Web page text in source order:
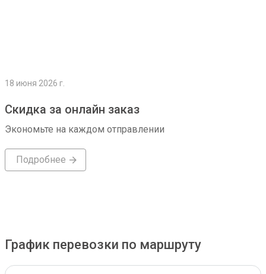
18 июня 2026 г.
Скидка за онлайн заказ
Экономьте на каждом отправлении
Подробнее
График перевозки по маршруту